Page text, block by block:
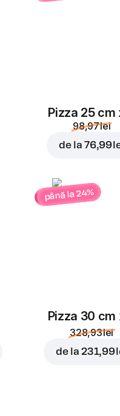
Pizza 25 cm
98,97 lei
de la76,99
până la 24%
Pizza 30 cm
328,93 lei
de la231,99